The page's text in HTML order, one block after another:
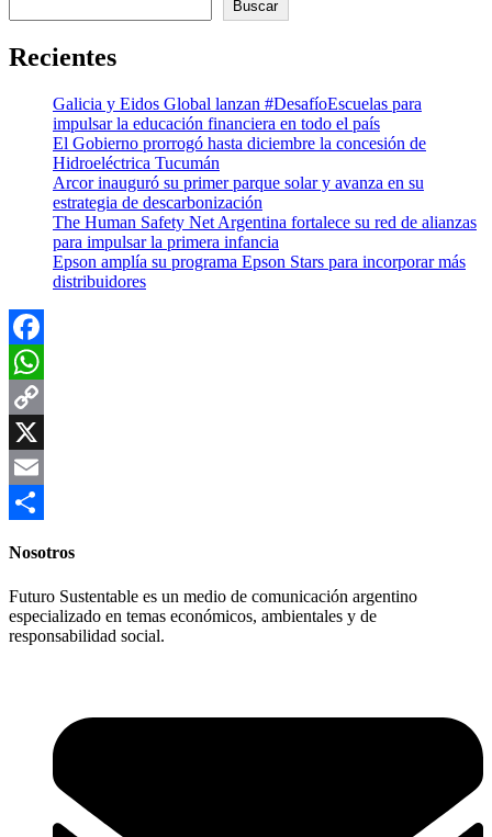
Buscar
Recientes
Galicia y Eidos Global lanzan #DesafíoEscuelas para
impulsar la educación financiera en todo el país
El Gobierno prorrogó hasta diciembre la concesión de
Hidroeléctrica Tucumán
Arcor inauguró su primer parque solar y avanza en su
estrategia de descarbonización
The Human Safety Net Argentina fortalece su red de alianzas
para impulsar la primera infancia
Epson amplía su programa Epson Stars para incorporar más
distribuidores
Facebook
WhatsApp
Copy
Link
X
Email
Nosotros
Futuro Sustentable es un medio de comunicación argentino
especializado en temas económicos, ambientales y de
responsabilidad social.